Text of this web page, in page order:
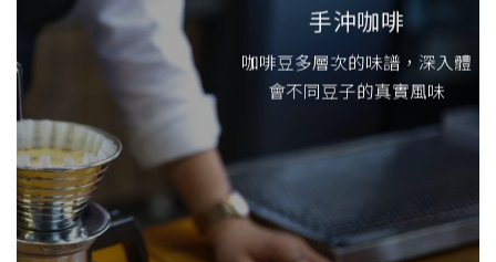
手沖咖啡
咖啡豆多層次的味譜，深入體
會不同豆子的真實風味